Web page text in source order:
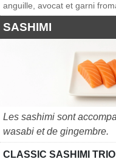
anguille, avocat et garni
SASHIMI
Les sashimi sont
wasabi et de gingembre.
CLASSIC SASHIMI TRIO